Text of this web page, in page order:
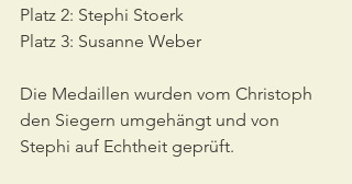
Platz 2: Stephi Stoerk
Platz 3: Susanne Weber
Die Medaillen wurden vom Christoph
den Siegern umgehängt und von
Stephi auf Echtheit geprüft.